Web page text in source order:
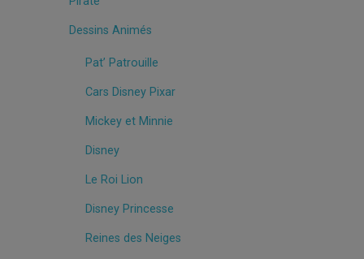
Dessins Animés
Pat’ Patrouille
Cars Disney Pixar
Mickey et Minnie
Disney
Le Roi Lion
Disney Princesse
Reines des Neiges